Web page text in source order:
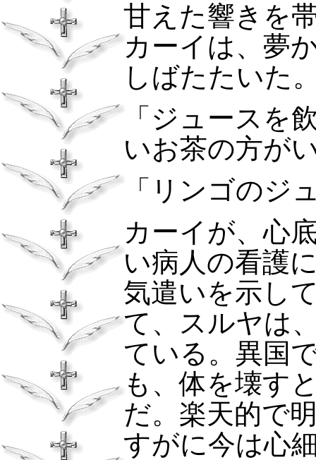
甘えた響きを
カーイは、夢
しばたたいた
「ジュースを
いお茶の方が
「リンゴのジ
カーイが、心
い病人の看護
気遣いを示し
て、スルヤは
ている。異国
も、体を壊す
だ。楽天的で
すがに今は心